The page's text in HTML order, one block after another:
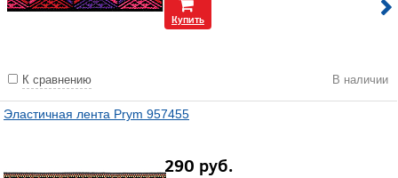
Купить
К сравнению В наличии
Эластичная лента Prym 957455
290 руб.